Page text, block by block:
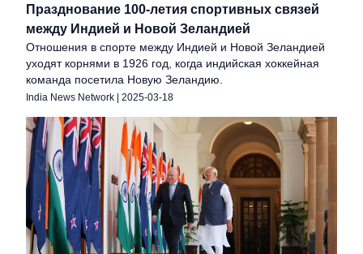
Празднование 100-летия спортивных связей
между Индией и Новой Зеландией
Отношения в спорте между Индией и Новой Зеландией
уходят корнями в 1926 год, когда индийская хоккейная
команда посетила Новую Зеландию.
India News Network | 2025-03-18